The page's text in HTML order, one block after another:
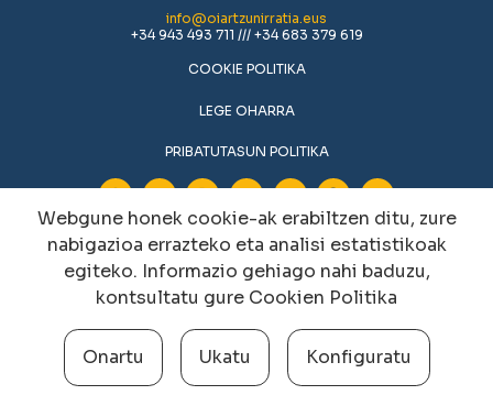
info@oiartzunirratia.eus
+34 943 493 711 /// +34 683 379 619
COOKIE POLITIKA
LEGE OHARRA
PRIBATUTASUN POLITIKA
Cookien konfigurazioa aldatu
Webgune honek cookie-ak erabiltzen ditu, zure
nabigazioa errazteko eta analisi estatistikoak
egiteko. Informazio gehiago nahi baduzu,
kontsultatu gure Cookien Politika
Onartu Ukatu Konfiguratu